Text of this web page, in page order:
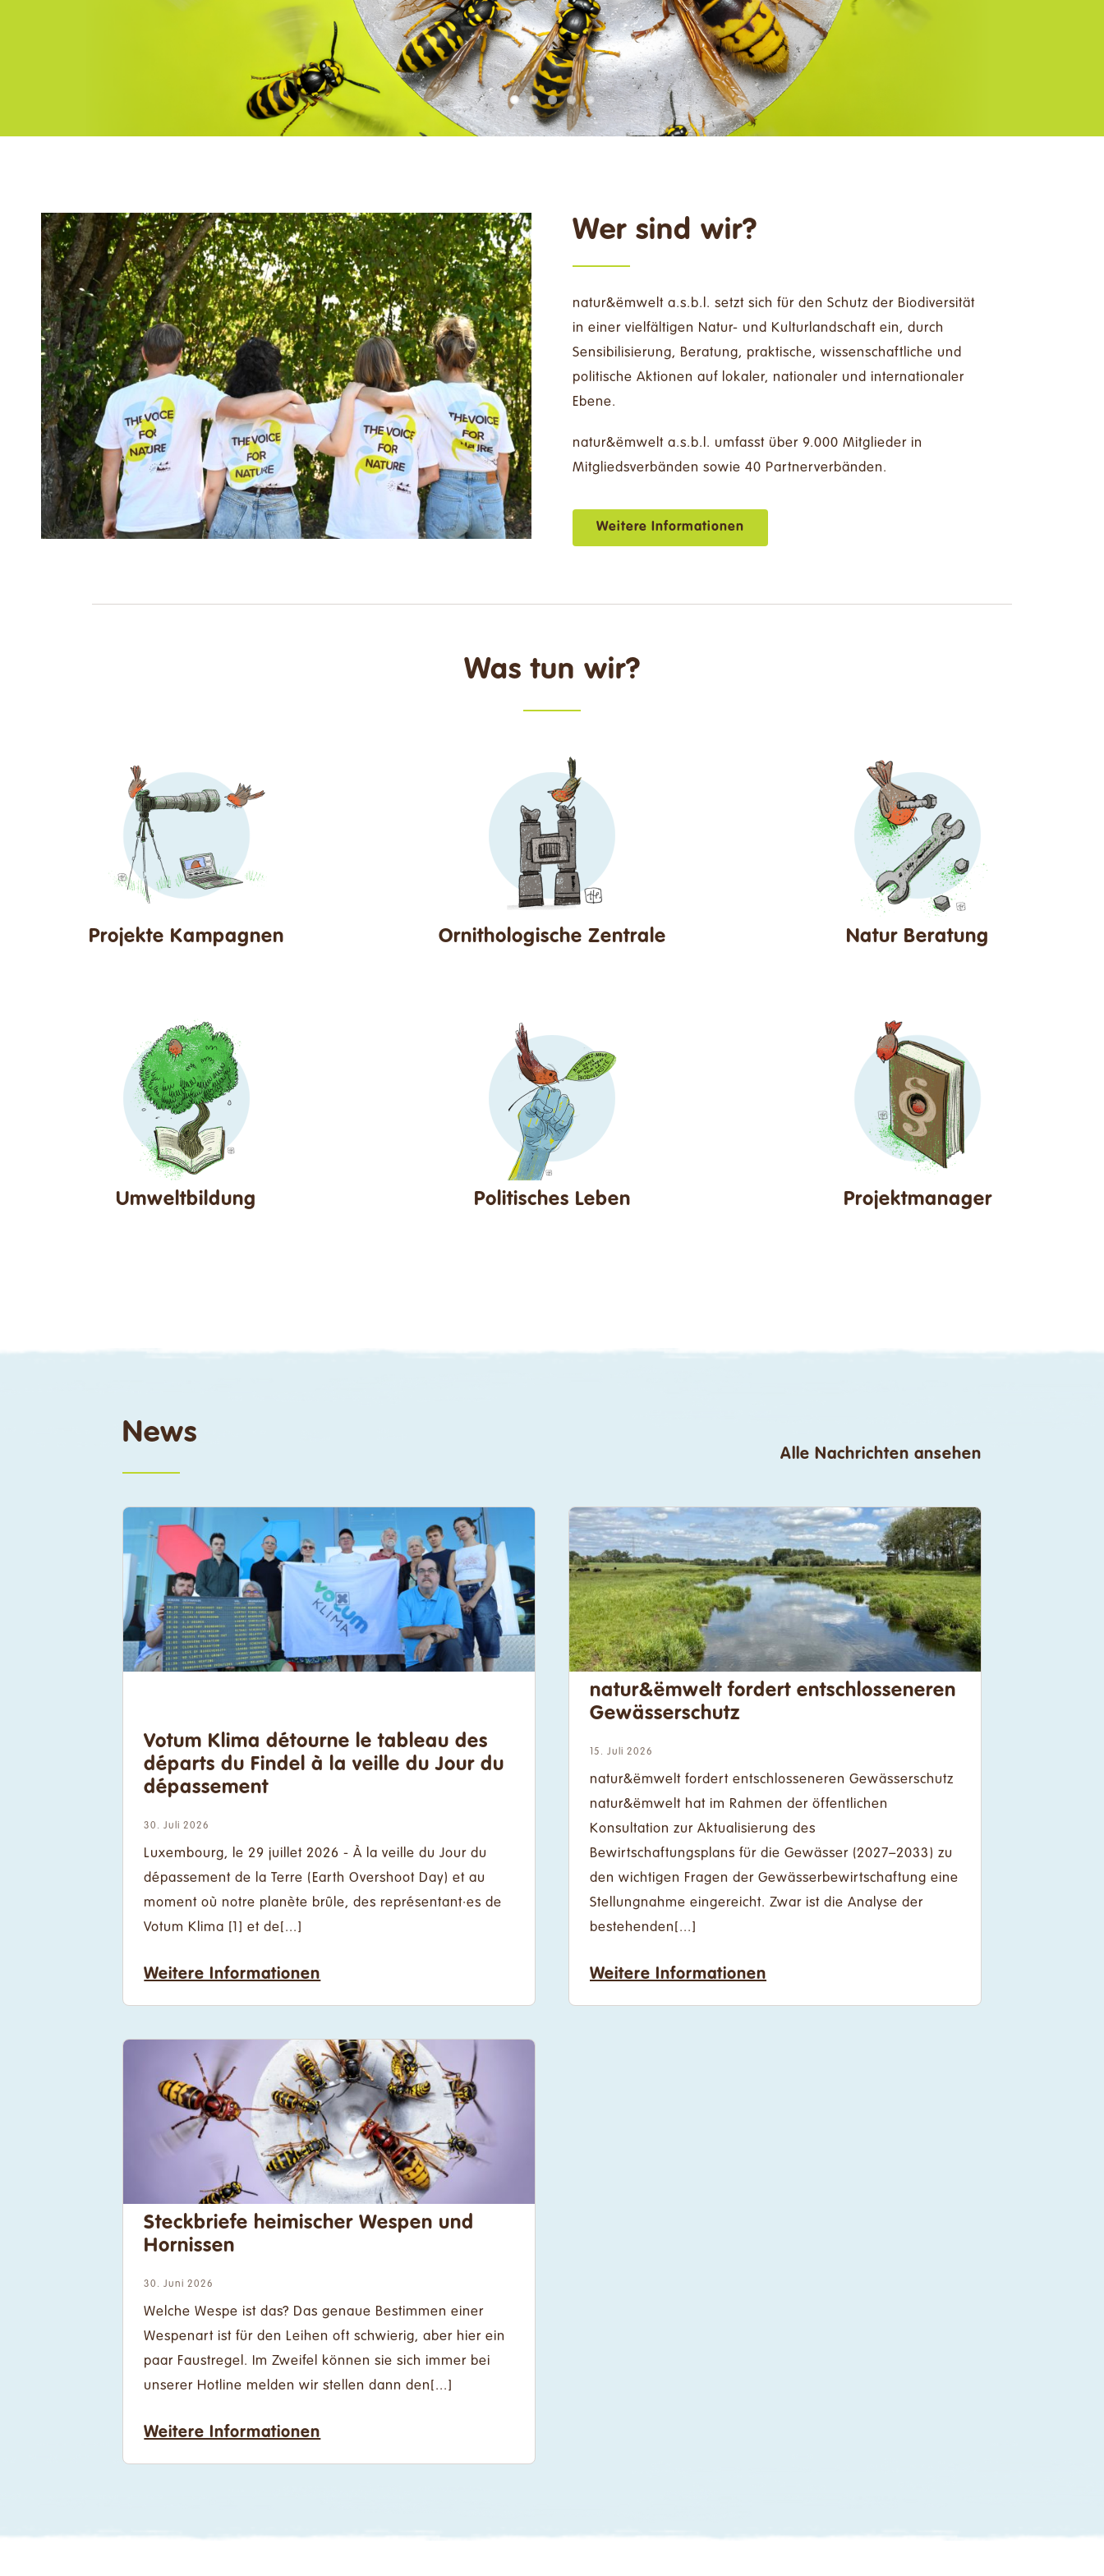
nach:
Wer sind wir?
natur&ëmwelt a.s.b.l. setzt sich für den Schutz der Biodiversität
in einer vielfältigen Natur- und Kulturlandschaft ein, durch
Sensibilisierung, Beratung, praktische, wissenschaftliche und
politische Aktionen auf lokaler, nationaler und internationaler
Ebene.
natur&ëmwelt a.s.b.l. umfasst über 9.000 Mitglieder in
Mitgliedsverbänden sowie 40 Partnerverbänden.
Weitere Informationen
Was tun wir?
Projekte Kampagnen Ornithologische Zentrale Natur Beratung
Umweltbildung Politisches Leben Projektmanager
News
Alle Nachrichten ansehen
Votum Klima détourne le tableau des
départs du Findel à la veille du Jour du
dépassement
30. Juli 2026
Luxembourg, le 29 juillet 2026 - À la veille du Jour du
dépassement de la Terre (Earth Overshoot Day) et au
moment où notre planète brûle, des représentant·es de
Votum Klima [1] et de[...]
Weitere Informationen
natur&ëmwelt fordert entschlosseneren
Gewässerschutz
15. Juli 2026
natur&ëmwelt fordert entschlosseneren Gewässerschutz
natur&ëmwelt hat im Rahmen der öffentlichen
Konsultation zur Aktualisierung des
Bewirtschaftungsplans für die Gewässer (2027–2033) zu
den wichtigen Fragen der Gewässerbewirtschaftung eine
Stellungnahme eingereicht. Zwar ist die Analyse der
bestehenden[...]
Weitere Informationen
Steckbriefe heimischer Wespen und
Hornissen
30. Juni 2026
Welche Wespe ist das? Das genaue Bestimmen einer
Wespenart ist für den Leihen oft schwierig, aber hier ein
paar Faustregel. Im Zweifel können sie sich immer bei
unserer Hotline melden wir stellen dann den[...]
Weitere Informationen